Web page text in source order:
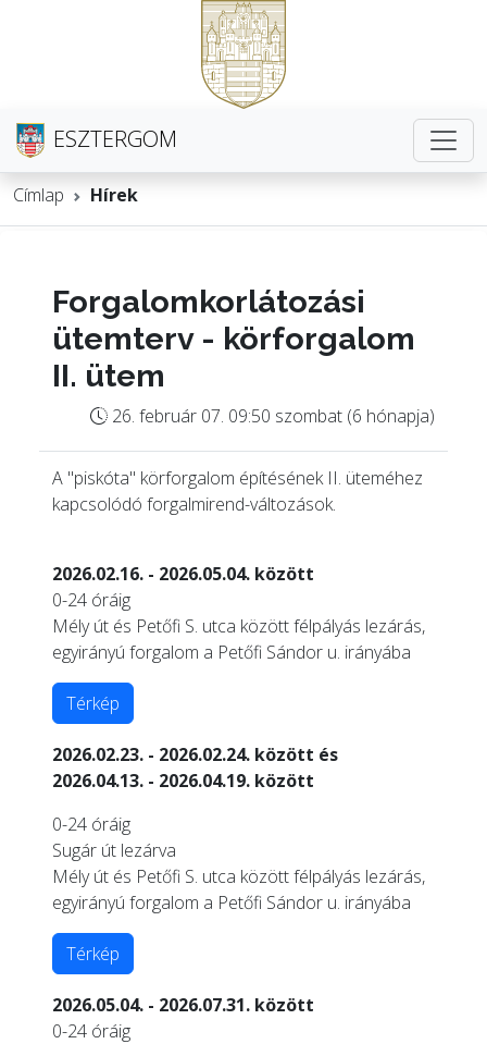
ESZTERGOM
Címlap Hírek
Forgalomkorlátozási
ütemterv - körforgalom
II. ütem
26. február 07. 09:50 szombat (6 hónapja)
A "piskóta" körforgalom építésének II. üteméhez
kapcsolódó forgalmirend-változások.
2026.02.16. - 2026.05.04. között
0-24 óráig
Mély út és Petőfi S. utca között félpályás lezárás,
egyirányú forgalom a Petőfi Sándor u. irányába
Térkép
2026.02.23. - 2026.02.24. között és
2026.04.13. - 2026.04.19. között
0-24 óráig
Sugár út lezárva
Mély út és Petőfi S. utca között félpályás lezárás,
egyirányú forgalom a Petőfi Sándor u. irányába
Térkép
2026.05.04. - 2026.07.31. között
0-24 óráig